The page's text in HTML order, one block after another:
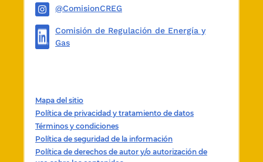
Oficial y no modifica ni deroga disposiciones
vigentes, por tratarse de un acto de trámite.
MANUEL MAIGUASHCA OLANO,
Viceministro de Minas y Energía delegado del
Ministro de Minas y Energía.
@ComisionCREG
Comisión de Regulación de Energía y
Gas
Mapa del sitio
Política de privacidad y tratamiento de datos
Términos y condiciones
Política de seguridad de la información
Política de derechos de autor y/o autorización de